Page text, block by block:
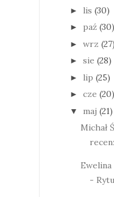
► lis (30)
► paź (30)
► wrz (27)
► sie (28)
► lip (25)
► cze (20)
▼ maj (21)
Michał
-